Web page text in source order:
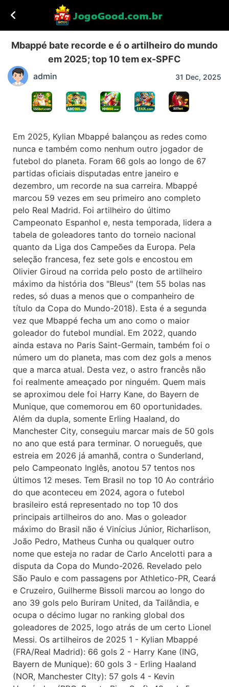
Mbappé bate recorde e é o artilheiro do mundo
em 2025; top 10 tem ex-SPFC
admin 31 Dec, 2025
Em 2025, Kylian Mbappé balançou as redes como
nunca e também como nenhum outro jogador de
futebol do planeta. Foram 66 gols ao longo de 67
partidas oficiais disputadas entre janeiro e
dezembro, um recorde na sua carreira. Mbappé
marcou 59 vezes em seu primeiro ano completo
pelo Real Madrid. Foi artilheiro do último
Campeonato Espanhol e, nesta temporada, lidera a
tabela de goleadores tanto do torneio nacional
quanto da Liga dos Campeões da Europa. Pela
seleção francesa, fez sete gols e encostou em
Olivier Giroud na corrida pelo posto de artilheiro
máximo da história dos "Bleus" (tem 55 bolas nas
redes, só duas a menos que o companheiro de
título da Copa do Mundo-2018). Esta é a segunda
vez que Mbappé fecha um ano como o maior
goleador do futebol mundial. Em 2022, quando
ainda estava no Paris Saint-Germain, também foi o
número um do planeta, mas com dez gols a menos
que a marca atual. Desta vez, o astro francês não
foi realmente ameaçado por ninguém. Quem mais
se aproximou dele foi Harry Kane, do Bayern de
Munique, que comemorou em 60 oportunidades.
Além da dupla, somente Erling Haaland, do
Manchester City, conseguiu marcar mais de 50 gols
no ano que está para terminar. O norueguês, que
estreia em 2026 já amanhã, contra o Sunderland,
pelo Campeonato Inglês, anotou 57 tentos nos
últimos 12 meses. Tem Brasil no top 10 Ao contrário
do que aconteceu em 2024, agora o futebol
brasileiro está representado no top 10 dos
principais artilheiros do ano. Mas o goleador
máximo do Brasil não é Vinícius Júnior, Richarlison,
João Pedro, Matheus Cunha ou qualquer outro
nome que esteja no radar de Carlo Ancelotti para a
disputa da Copa do Mundo-2026. Revelado pelo
São Paulo e com passagens por Athletico-PR, Ceará
e Cruzeiro, Guilherme Bissoli marcou ao longo do
ano 39 gols pelo Buriram United, da Tailândia, e
ocupa o décimo lugar no ranking global dos
goleadores de 2025, logo atrás de um certo Lionel
Messi. Os artilheiros de 2025 1 - Kylian Mbappé
(FRA/Real Madrid): 66 gols 2 - Harry Kane (ING,
Bayern de Munique): 60 gols 3 - Erling Haaland
(NOR, Manchester CIty): 57 gols 4 - Kevin